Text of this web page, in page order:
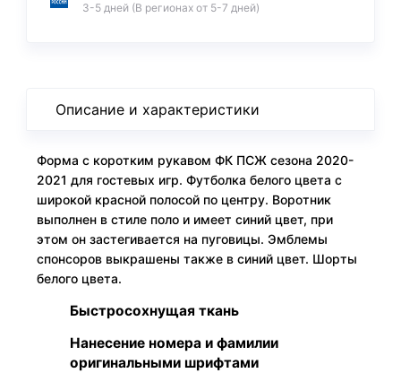
3-5 дней (В регионах от 5-7 дней)
Описание и характеристики
Форма с коротким рукавом ФК ПСЖ сезона 2020-
2021 для гостевых игр. Футболка белого цвета с
широкой красной полосой по центру. Воротник
выполнен в стиле поло и имеет синий цвет, при
этом он застегивается на пуговицы. Эмблемы
спонсоров выкрашены также в синий цвет. Шорты
белого цвета.
Быстросохнущая ткань
Нанесение номера и фамилии
оригинальными шрифтами